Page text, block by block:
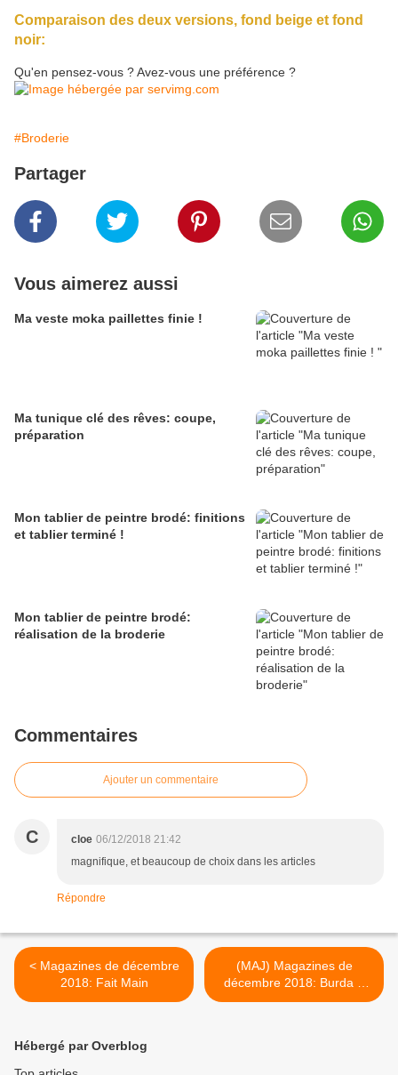
Comparaison des deux versions, fond beige et fond
noir:
Qu'en pensez-vous ? Avez-vous une préférence ?
#Broderie
Partager
Vous aimerez aussi
Ma veste moka paillettes finie !
Ma tunique clé des rêves: coupe,
préparation
Mon tablier de peintre brodé: finitions
et tablier terminé !
Mon tablier de peintre brodé:
réalisation de la broderie
Commentaires
Ajouter un commentaire
C cloe 06/12/2018 21:42
magnifique, et beaucoup de choix dans les articles
Répondre
< Magazines de décembre
2018: Fait Main
(MAJ) Magazines de
décembre 2018: Burda +
bonus >
Hébergé par Overblog